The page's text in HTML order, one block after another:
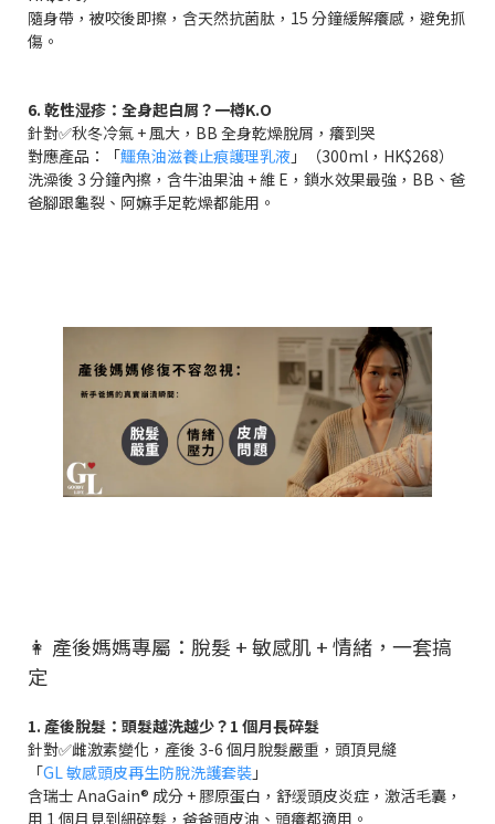
隨身帶，被咬後即擦，含天然抗菌肽，15 分鐘緩解癢感，避免抓
傷。
6. 乾性湿疹：全身起白屑？一樽K.O
針對✅秋冬冷氣 + 風大，BB 全身乾燥脫屑，癢到哭
對應產品：「鱷魚油滋養止痕護理乳液 」（300ml，HK$268）
洗澡後 3 分鐘內擦，含牛油果油 + 維 E，鎖水效果最強，BB、爸
爸腳跟龜裂、阿嫲手足乾燥都能用。
👩 產後媽媽專屬：脫髮 + 敏感肌 + 情緒，一套搞
定
1. 產後脫髮：頭髮越洗越少？1 個月長碎髮
針對✅雌激素變化，產後 3-6 個月脫髮嚴重，頭頂見縫
「GL 敏感頭皮再生防脫洗護套裝 」
含瑞士 AnaGain® 成分 + 膠原蛋白，舒缓頭皮炎症，激活毛囊，
用 1 個月見到細碎髮，爸爸頭皮油、頭癢都適用。